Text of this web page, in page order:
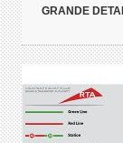
GRANDE